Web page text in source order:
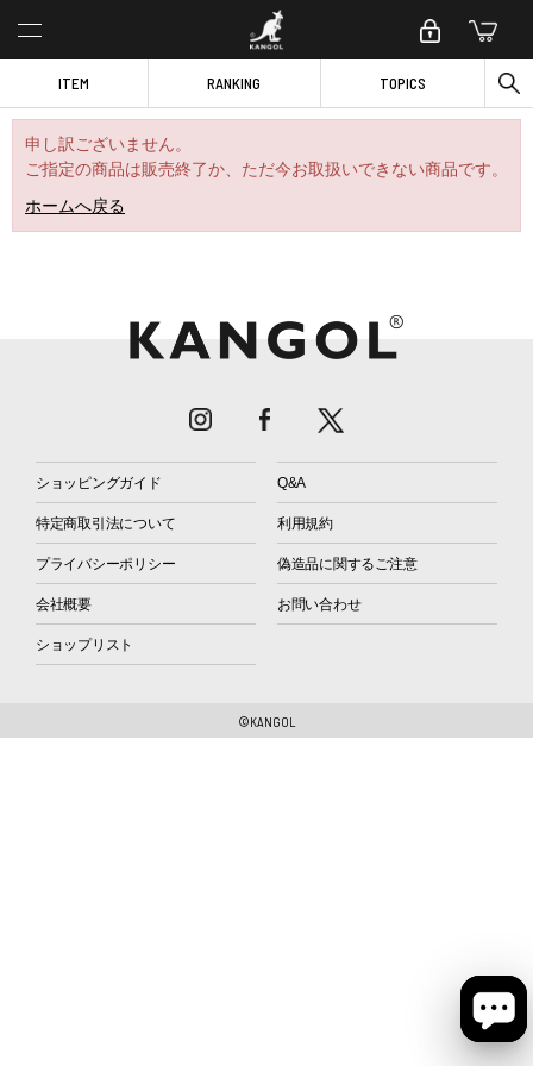
ITEM RANKING TOPICS
申し訳ございません。
ご指定の商品は販売終了か、ただ今お取扱いできない商品です。
ホームへ戻る
ショッピングガイド Q&A
特定商取引法について 利用規約
プライバシーポリシー 偽造品に関するご注意
会社概要 お問い合わせ
ショップリスト
©KANGOL